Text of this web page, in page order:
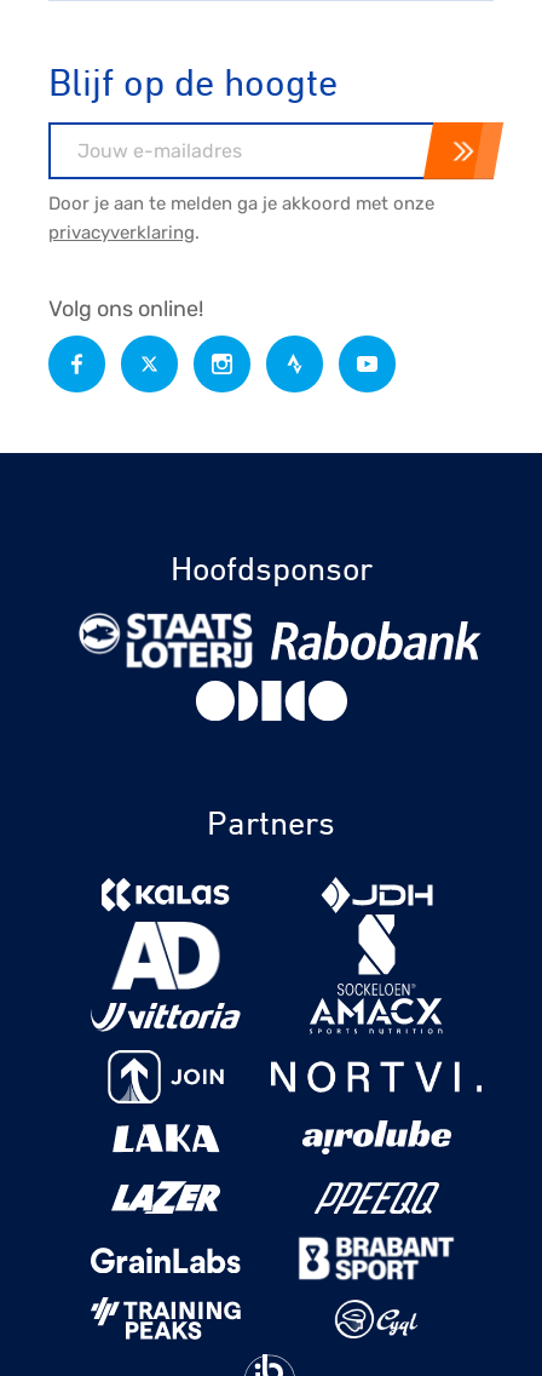
Blijf op de hoogte
Door je aan te melden ga je akkoord met onze
privacyverklaring.
Volg ons online!
Hoofdsponsor
Partners